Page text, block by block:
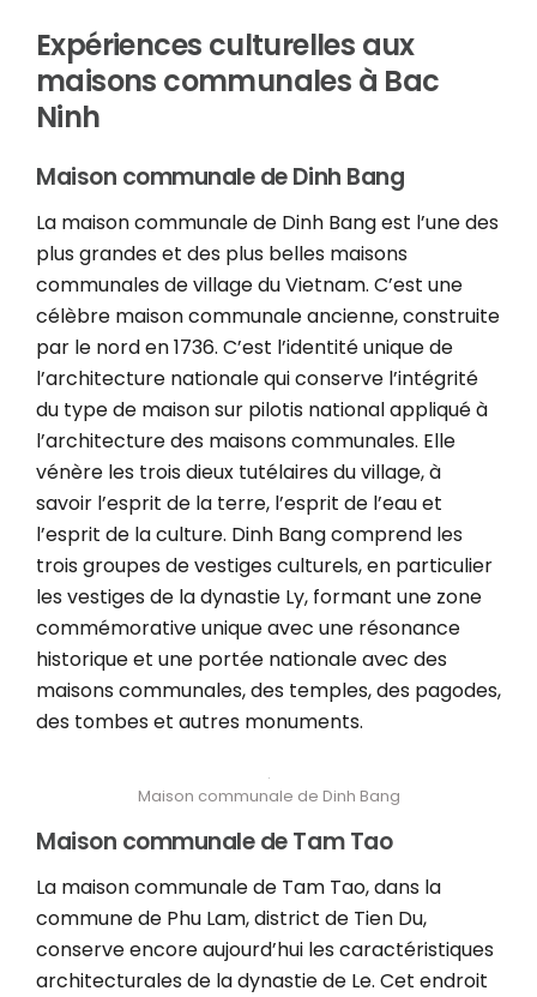
Expériences culturelles aux
maisons communales à Bac
Ninh
Maison communale de Dinh Bang
La maison communale de Dinh Bang est l’une des
plus grandes et des plus belles maisons
communales de village du Vietnam. C’est une
célèbre maison communale ancienne, construite
par le nord en 1736. C’est l’identité unique de
l’architecture nationale qui conserve l’intégrité
du type de maison sur pilotis national appliqué à
l’architecture des maisons communales. Elle
vénère les trois dieux tutélaires du village, à
savoir l’esprit de la terre, l’esprit de l’eau et
l’esprit de la culture. Dinh Bang comprend les
trois groupes de vestiges culturels, en particulier
les vestiges de la dynastie Ly, formant une zone
commémorative unique avec une résonance
historique et une portée nationale avec des
maisons communales, des temples, des pagodes,
des tombes et autres monuments.
Maison communale de Dinh Bang
Maison communale de Tam Tao
La maison communale de Tam Tao, dans la
commune de Phu Lam, district de Tien Du,
conserve encore aujourd’hui les caractéristiques
architecturales de la dynastie de Le. Cet endroit